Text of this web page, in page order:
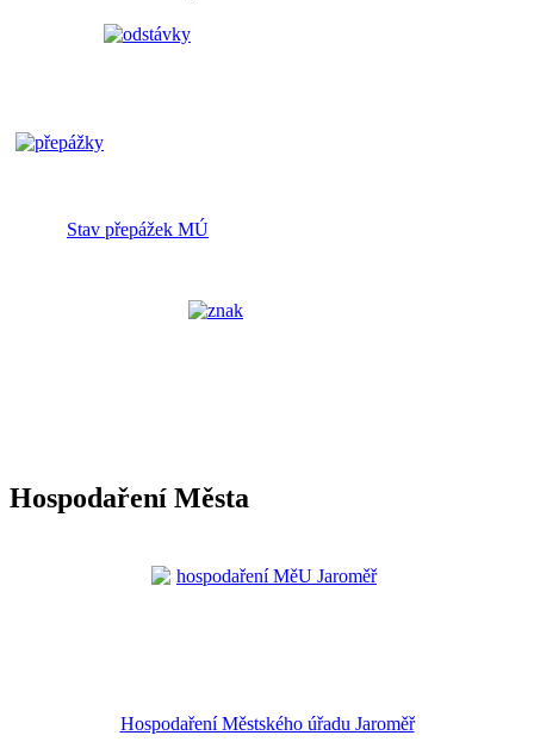
Stav přepážek MÚ
Hospodaření Města
Hospodaření Městského úřadu Jaroměř